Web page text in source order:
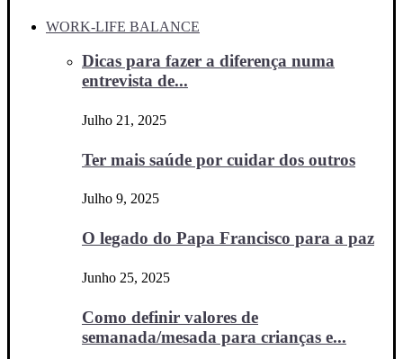
WORK-LIFE BALANCE
Dicas para fazer a diferença numa
entrevista de...
Julho 21, 2025
Ter mais saúde por cuidar dos outros
Julho 9, 2025
O legado do Papa Francisco para a paz
Junho 25, 2025
Como definir valores de
semanada/mesada para crianças e...